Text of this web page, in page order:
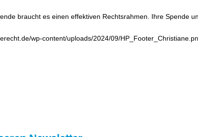
braucht es einen effektiven Rechtsrahmen. Ihre Spende